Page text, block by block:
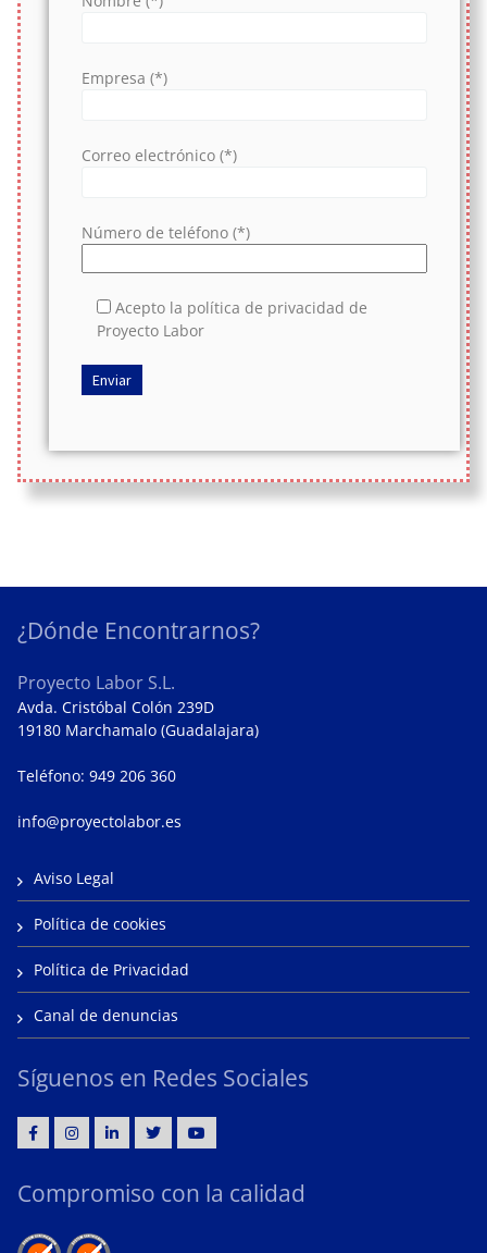
Empresa (*)
Correo electrónico (*)
Número de teléfono (*)
Acepto la política de privacidad de
Proyecto Labor
¿Dónde Encontrarnos?
Proyecto Labor S.L.
Avda. Cristóbal Colón 239D
19180 Marchamalo (Guadalajara)
Teléfono: 949 206 360
info@proyectolabor.es
Aviso Legal
Política de cookies
Política de Privacidad
Canal de denuncias
Síguenos en Redes Sociales
Compromiso con la calidad